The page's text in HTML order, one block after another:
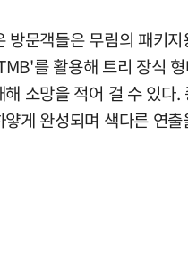
방문객들은 무림의 패키
를 활용해 트리 장식
소망을 적어 걸 수 있다.
게 완성되며 색다른 연